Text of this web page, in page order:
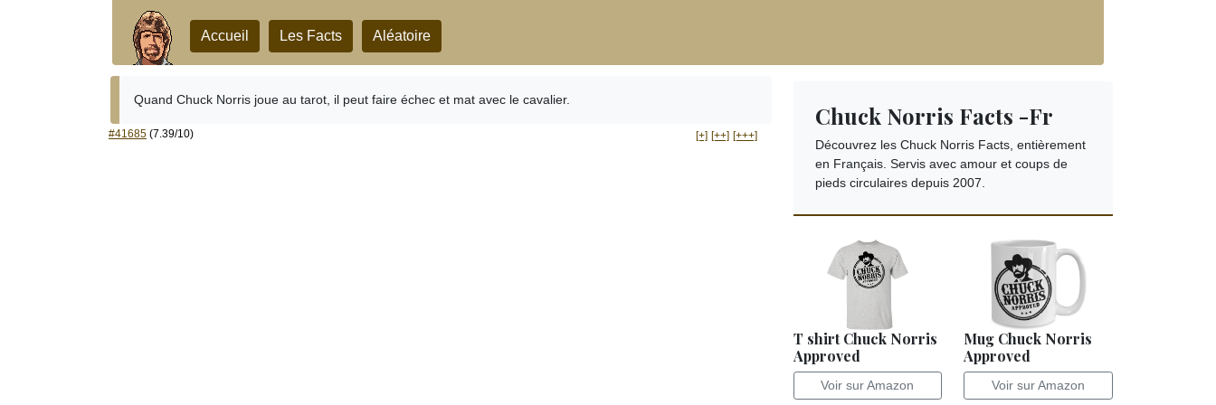
Accueil Les Facts Aléatoire
Quand Chuck Norris joue au tarot, il peut faire échec et mat avec le cavalier.
#41685 (7.39/10) [+] [++] [+++]
Chuck Norris Facts -Fr
Découvrez les Chuck Norris Facts, entièrement
en Français. Servis avec amour et coups de
pieds circulaires depuis 2007.
T shirt Chuck Norris
Approved
Voir sur Amazon
Mug Chuck Norris
Approved
Voir sur Amazon